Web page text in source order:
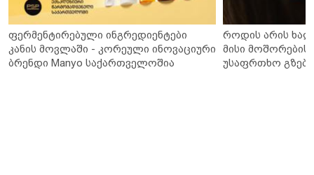
ფერმენტირებული ინგრედიენტები
კანის მოვლაში - კორეული ინოვაციური
ბრენდი Manyo საქართველოშია
როდის არის
მისი მოშორების
უსაფრთხო გზები